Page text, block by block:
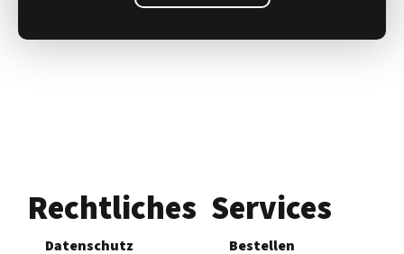
Rechtliches
Datenschutz
Services
Bestellen